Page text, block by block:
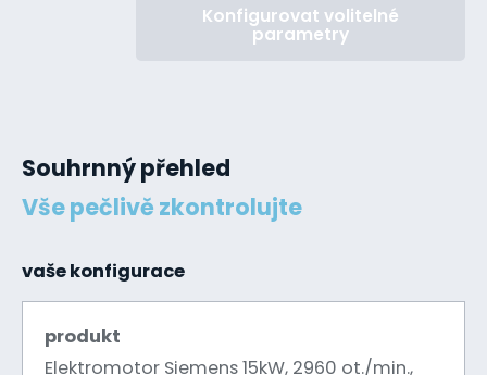
Konfigurovat volitelné
parametry
Souhrnný přehled
Vše pečlivě zkontrolujte
vaše konfigurace
produkt
Elektromotor Siemens 15kW, 2960 ot./min.,